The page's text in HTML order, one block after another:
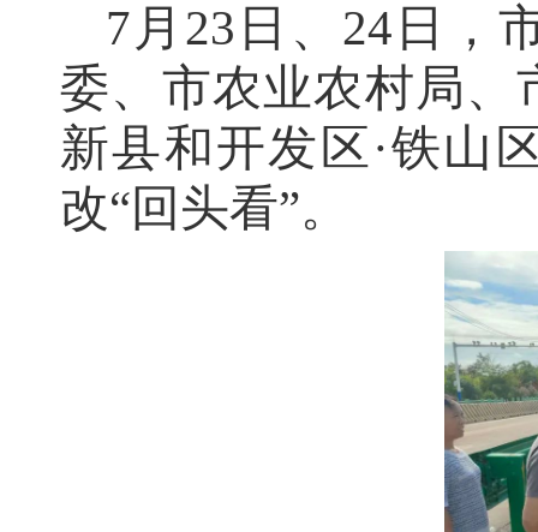
公开征集“扩大内需大力提振消费”社会
黄石市人民代表大会常务委员会公告
黄石市人民代表大会常务委员会公告
7月23日、24日，
委、市农业农村局、
新县和开发区·铁山
改“回头看”。